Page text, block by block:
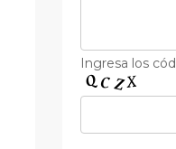
Ingresa los